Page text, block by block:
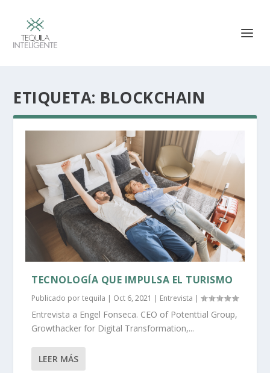
ETIQUETA: BLOCKCHAIN
TECNOLOGÍA QUE IMPULSA EL TURISMO
Publicado portequila | Oct 6, 2021 | Entrevista |
Entrevista a Engel Fonseca. CEO of Potenttial Group,
Growthacker for Digital Transformation,...
LEER MÁS